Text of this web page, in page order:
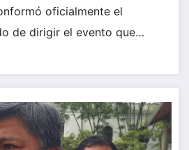
oficialmente el
de dirigir el evento que…